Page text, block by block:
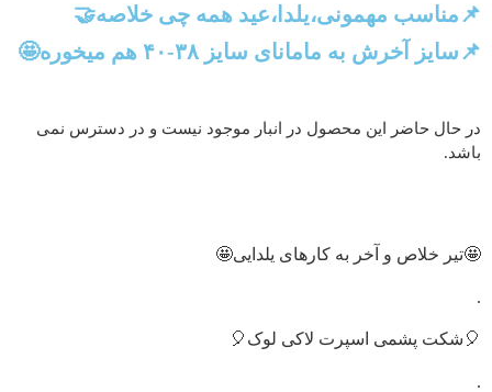
📌مناسب مهمونی،یلدا،عید همه چی خلاصه🤝
📌سایز آخرش به مامانای سایز ۳۸-۴۰ هم میخوره🤩
در حال حاضر این محصول در انبار موجود نیست و در دسترس نمی
باشد.
🤩تیر خلاص و آخر به کارهای یلدایی🤩
.
🎈شکت پشمی اسپرت لاکی لوک🎈
.